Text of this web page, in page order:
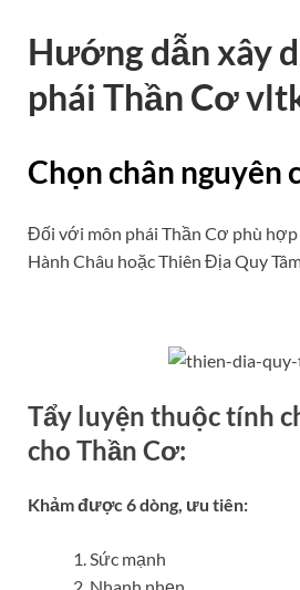
Hướng dẫn xây
phái Thần Cơ
Chọn chân nguyên
Đối với môn phái Thần Cơ phù
Hành Châu hoặc Thiên Địa Quy
Tẩy luyện thuộc tính
cho Thần Cơ:
Khảm được 6 dòng, ưu tiên:
Sức mạnh